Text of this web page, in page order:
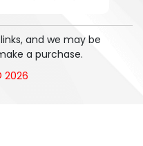
and we may be
a purchase.
2026